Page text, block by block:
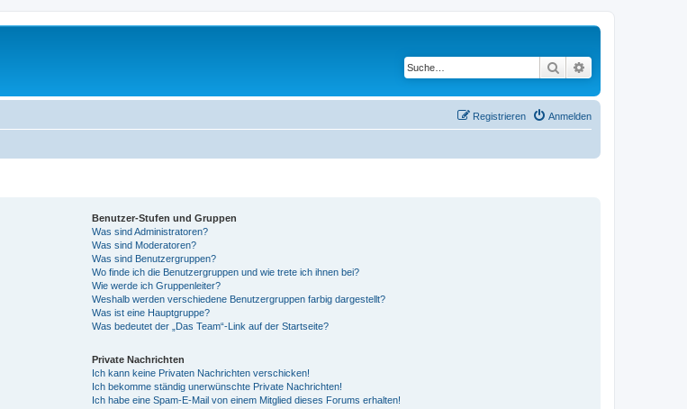
Suche
Anmelden
Registrieren
Benutzer-Stufen und Gruppen
Was sind Administratoren?
Was sind Moderatoren?
Was sind Benutzergruppen?
Wo finde ich die Benutzergruppen und wie trete ich ihnen bei?
Wie werde ich Gruppenleiter?
Weshalb werden verschiedene Benutzergruppen farbig dargestellt?
Was ist eine Hauptgruppe?
Was bedeutet der „Das Team“-Link auf der Startseite?
Private Nachrichten
Ich kann keine Privaten Nachrichten verschicken!
Ich bekomme ständig unerwünschte Private Nachrichten!
Ich habe eine Spam-E-Mail von einem Mitglied dieses Forums erhalten!